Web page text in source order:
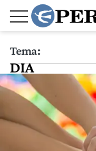
Tema:
DIA